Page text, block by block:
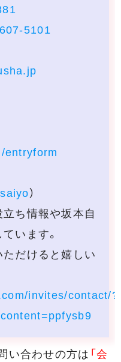
5101
entryform
）
ち情報や坂本自
います。
だけると嬉しい
invites/contact/?
い合わせの方は 「会